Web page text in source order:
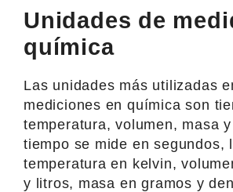
Unidades de
química
Las unidades más utilizadas
mediciones en química son
temperatura, volumen, masa
tiempo se mide en segundos,
temperatura en kelvin,
y litros, masa en gramos y